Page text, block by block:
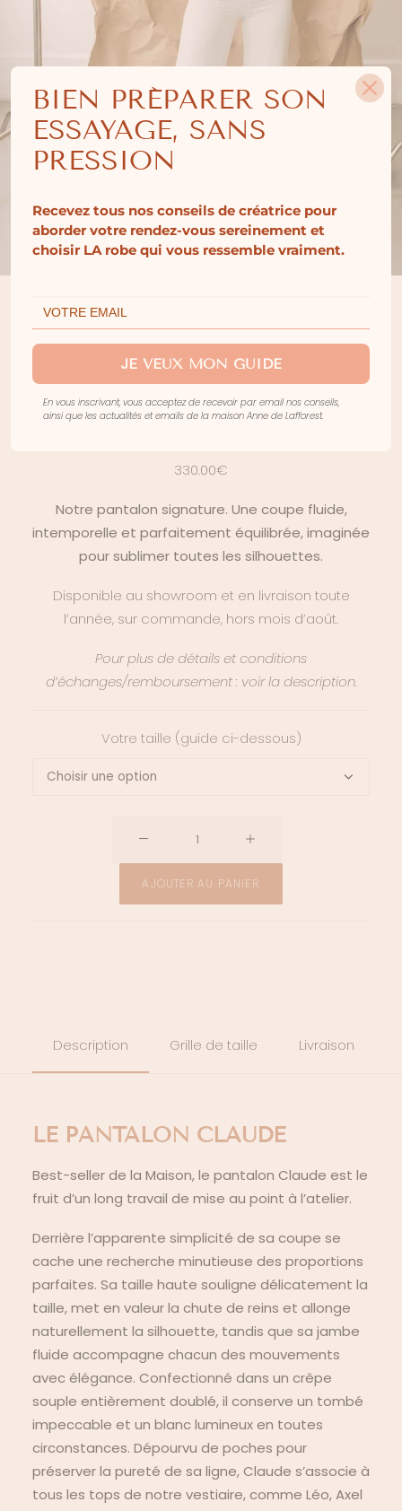
ACCUEIL>PRÊT-À-PORTER>TENUES DE MARIAGE CIVIL>PANTALON
CLAUDE
330.00€
Notre pantalon signature. Une coupe fluide,
intemporelle et parfaitement équilibrée, imaginée
pour sublimer toutes les silhouettes.
Disponible au showroom et en livraison toute
l’année, sur commande, hors mois d’août.
Pour plus de détails et conditions
d’échanges/remboursement : voir la description.
Votre taille (guide ci-dessous)
AJOUTER AU PANIER
Description Grille de taille Livraison
LE PANTALON CLAUDE
Best-seller de la Maison, le pantalon Claude est le
fruit d’un long travail de mise au point à l’atelier.
Derrière l’apparente simplicité de sa coupe se
cache une recherche minutieuse des proportions
parfaites. Sa taille haute souligne délicatement la
taille, met en valeur la chute de reins et allonge
naturellement la silhouette, tandis que sa jambe
fluide accompagne chacun des mouvements
avec élégance. Confectionné dans un crêpe
souple entièrement doublé, il conserve un tombé
impeccable et un blanc lumineux en toutes
circonstances. Dépourvu de poches pour
préserver la pureté de sa ligne, Claude s’associe à
tous les tops de notre vestiaire, comme Léo, Axel
BIEN PRÉPARER SON
ESSAYAGE, SANS
PRESSION
Recevez tous nos conseils de créatrice pour
aborder votre rendez-vous sereinement et
choisir LA robe qui vous ressemble vraiment.
JE VEUX MON GUIDE
En vous inscrivant, vous acceptez de recevoir par email nos conseils,
ainsi que les actualités et emails de la maison Anne de Lafforest.